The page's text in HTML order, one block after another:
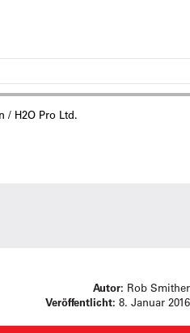
/ H2O Pro Ltd.
Autor: Rob Smither
Veröffentlicht: 8. Januar 2016